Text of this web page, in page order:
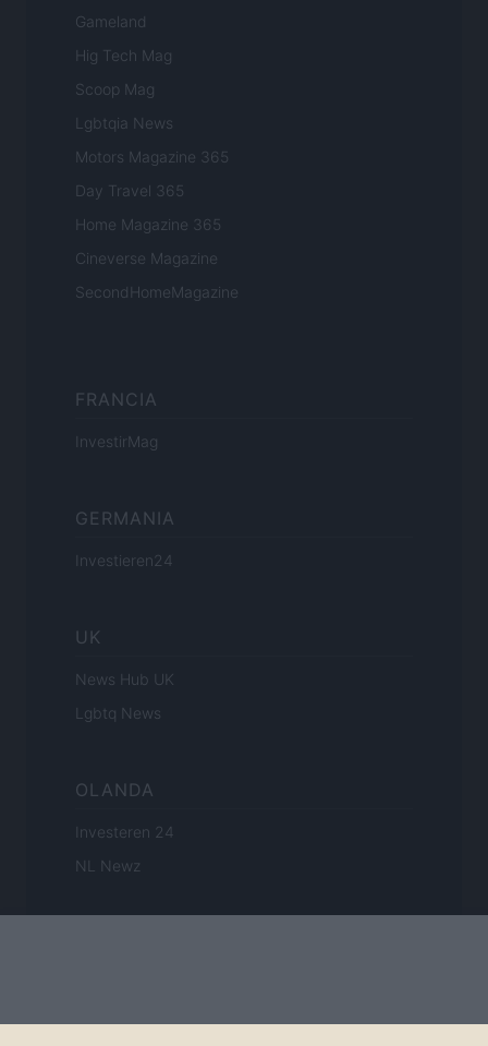
Gameland
Hig Tech Mag
Scoop Mag
Lgbtqia News
Motors Magazine 365
Day Travel 365
Home Magazine 365
Cineverse Magazine
SecondHomeMagazine
FRANCIA
InvestirMag
GERMANIA
Investieren24
UK
News Hub UK
Lgbtq News
OLANDA
Investeren 24
NL Newz